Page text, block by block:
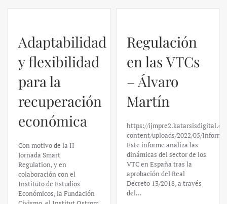
Adaptabilidad
y flexibilidad
para la
recuperación
económica
Con motivo de la II
Jornada Smart
Regulation, y en
colaboración con el
Instituto de Estudios
Económicos, la Fundación
Regulación
en las VTCs
– Álvaro
Martín
https://
content/uploads/2022/05/
Este informe analiza las
dinámicas del sector de los
VTC en España tras la
aprobación del Real
Decreto 13/2018, a través
del…